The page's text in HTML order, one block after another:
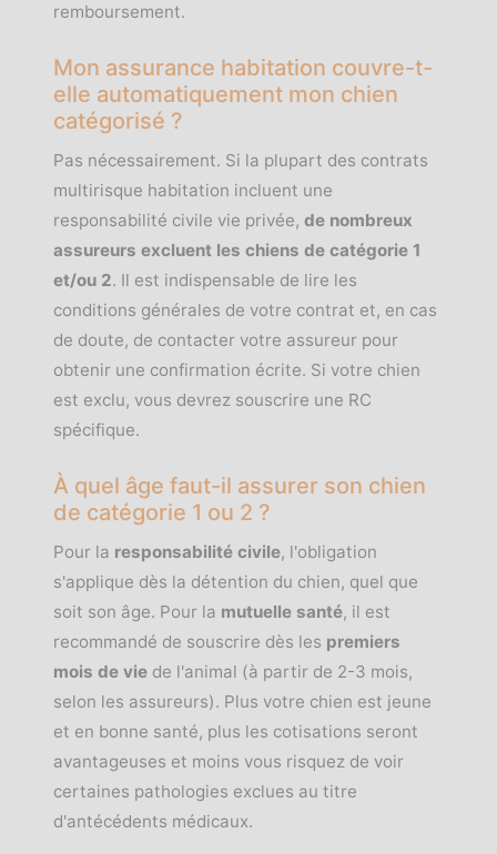
remboursement.
Mon assurance habitation couvre-t-
elle automatiquement mon chien
catégorisé ?
Pas nécessairement. Si la plupart des contrats
multirisque habitation incluent une
responsabilité civile vie privée, de nombreux
assureurs excluent les chiens de catégorie 1
et/ou 2. Il est indispensable de lire les
conditions générales de votre contrat et, en cas
de doute, de contacter votre assureur pour
obtenir une confirmation écrite. Si votre chien
est exclu, vous devrez souscrire une RC
spécifique.
À quel âge faut-il assurer son chien
de catégorie 1 ou 2 ?
Pour la responsabilité civile, l'obligation
s'applique dès la détention du chien, quel que
soit son âge. Pour la mutuelle santé, il est
recommandé de souscrire dès les premiers
mois de vie de l'animal (à partir de 2-3 mois,
selon les assureurs). Plus votre chien est jeune
et en bonne santé, plus les cotisations seront
avantageuses et moins vous risquez de voir
certaines pathologies exclues au titre
d'antécédents médicaux.